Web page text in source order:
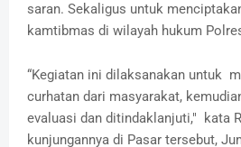
saran. Sekaligus untuk
kamtibmas di wilayah hukum
“Kegiatan ini dilaksanakan untuk
curhatan dari masyarakat,
evaluasi dan ditindaklanjuti," kata
kunjungannya di Pasar tersebut,